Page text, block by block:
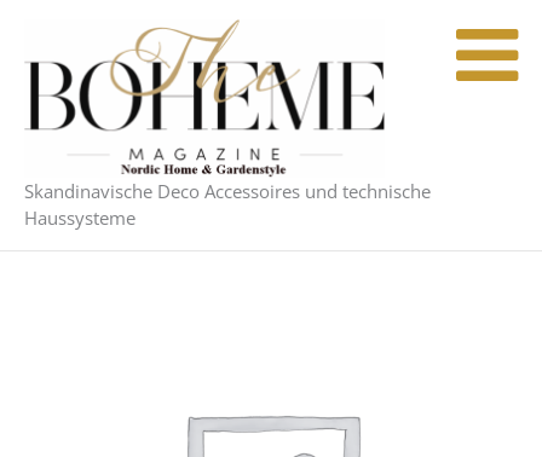
springen
Skandinavische Deco Accessoires und technische
Haussysteme